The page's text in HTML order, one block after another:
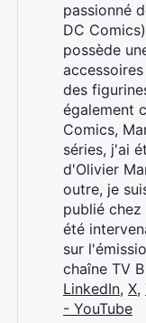
passionné
DC
possède
des
également
Comics,
séries, j'ai
d'Olivier
outre, je
publié
été
sur
chaîne TV
LinkedIn, X,
- YouTube